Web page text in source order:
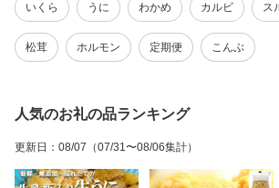
いくら うに わかめ カルビ ス
松茸 ホルモン 定期便 こんぶ
人気のお礼の品ランキング
更新日 ： 08/07 （07/31〜08/06集計）